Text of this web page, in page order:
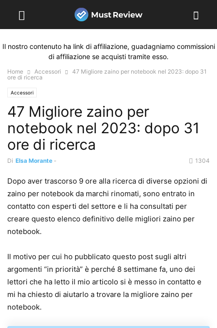
Il nostro contenuto ha link di affiliazione, guadagniamo commissioni
di affiliazione se acquisti tramite esso.
Home Accessori
47 Migliore zaino per notebook nel 2023: dopo 31
ore di ricerca
Accessori
47 Migliore zaino per
notebook nel 2023: dopo 31
ore di ricerca
Di Elsa Morante - 1304
Dopo aver trascorso 9 ore alla ricerca di diverse opzioni di
zaino per notebook da marchi rinomati, sono entrato in
contatto con esperti del settore e li ha consultati per
creare questo elenco definitivo delle migliori zaino per
notebook.
Il motivo per cui ho pubblicato questo post sugli altri
argomenti “in priorità” è perché 8 settimane fa, uno dei
lettori che ha letto il mio articolo si è messo in contatto e
mi ha chiesto di aiutarlo a trovare la migliore zaino per
notebook.